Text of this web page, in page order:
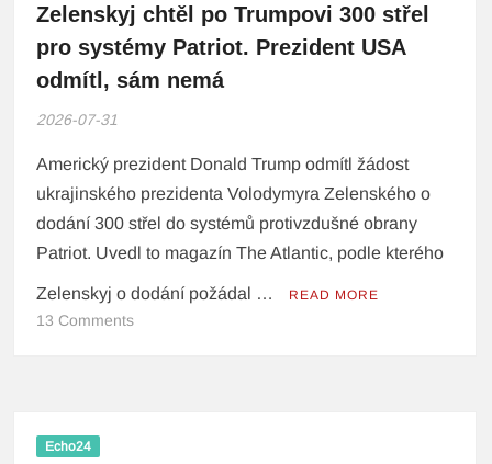
Zelenskyj chtěl po Trumpovi 300 střel
pro systémy Patriot. Prezident USA
odmítl, sám nemá
2026-07-31
Americký prezident Donald Trump odmítl žádost
ukrajinského prezidenta Volodymyra Zelenského o
dodání 300 střel do systémů protivzdušné obrany
Patriot. Uvedl to magazín The Atlantic, podle kterého
Zelenskyj o dodání požádal … READ MORE
13 Comments
Echo24